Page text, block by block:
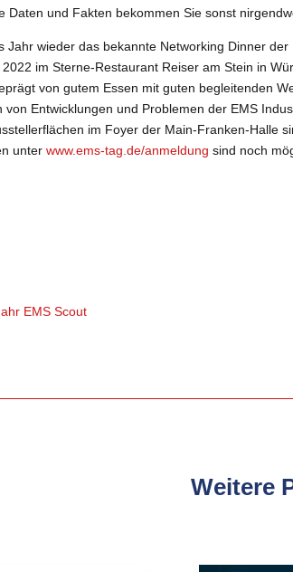
Daten und Fakten bekommen Sie sonst
Jahr wieder das bekannte Networking Dinner der
im Sterne-Restaurant Reiser am Stein in
von gutem Essen mit guten begleitenden
von Entwicklungen und Problemen der EMS
im Foyer der Main-Franken-Halle
unterwww.ems-tag.de/anmeldung sind noch
EMS Scout
Weitere